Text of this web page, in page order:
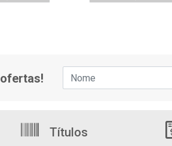
Títulos